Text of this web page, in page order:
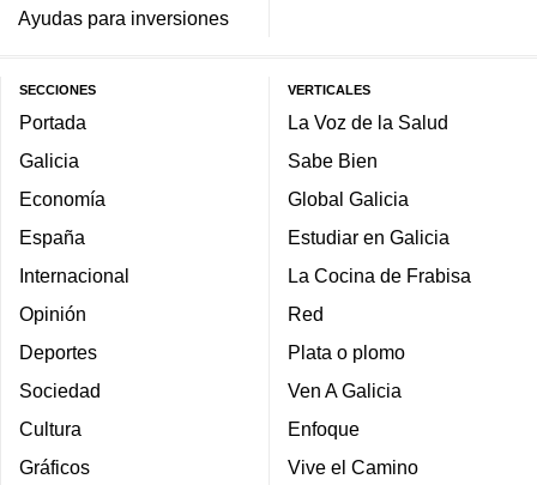
Ayudas para inversiones
SECCIONES
Portada
Galicia
Economía
España
Internacional
Opinión
Deportes
Sociedad
Cultura
Gráficos
VERTICALES
La Voz de la Salud
Sabe Bien
Global Galicia
Estudiar en Galicia
La Cocina de Frabisa
Red
Plata o plomo
Ven A Galicia
Enfoque
Vive el Camino